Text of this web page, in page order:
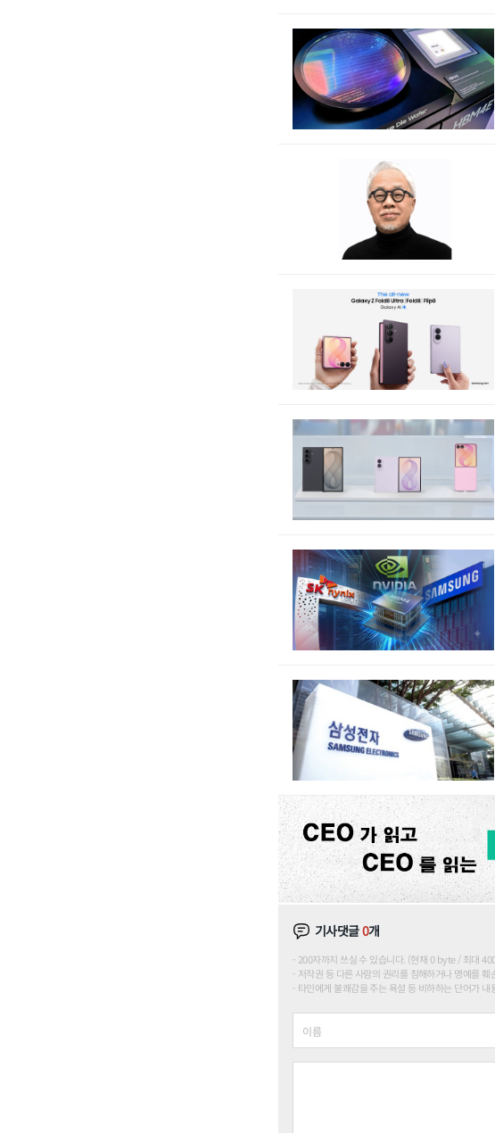
기사댓글0개
200자까지 쓰실 수 있습니다. (현재 0 byte / 최대
저작권 등 다른 사람의 권리를 침해하거나 명예를
타인에게 불쾌감을 주는 욕설 등 비하하는 단어가